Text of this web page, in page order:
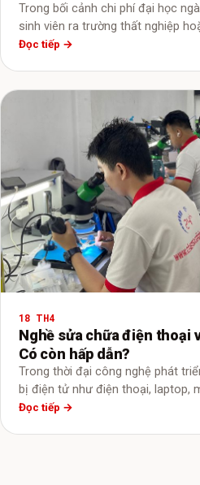
Trong bối cảnh chi phí đại học
sinh viên ra trường thất nghiệp
Đọc tiếp →
18 TH4
Nghề sửa chữa điện thoại
Có còn hấp dẫn?
Trong thời đại công nghệ phát
bị điện tử như điện thoại, laptop,
Đọc tiếp →